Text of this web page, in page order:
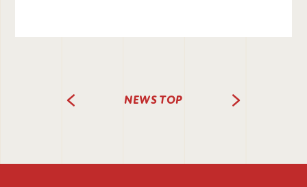
PREV
NEWS TOP
NEXT